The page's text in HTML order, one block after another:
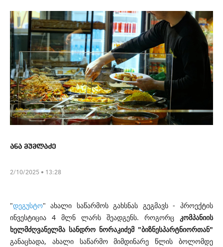
ანა მუმლაძე
2/10/2025 • 13:28
"დეგუსტო" ახალი საწარმოს გახსნას გეგმავს - პროექტის
ინვესტიცია 4 მლნ ლარს შეადგენს. როგორც კომპანიის
ხელმძღვანელმა სანდრო ნორაკიძემ "ბიზნესპარტნიორთან"
განაცხადა, ახალი საწარმო მიმდინარე წლის ბოლომდე